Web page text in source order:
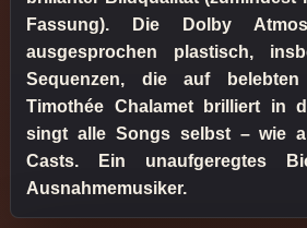
Fassung). Die Dolby
ausgesprochen plastisch,
Sequenzen, die auf
Timothée Chalamet brilliert in
singt alle Songs selbst – wie
Casts. Ein unaufgeregtes
Ausnahmemusiker.